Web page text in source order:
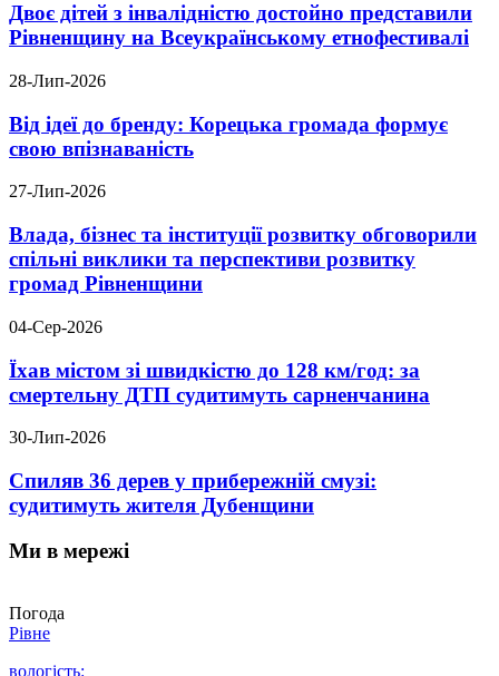
Двоє дітей з інвалідністю достойно представили
Рівненщину на Всеукраїнському етнофестивалі
28-Лип-2026
Від ідеї до бренду: Корецька громада формує
свою впізнаваність
27-Лип-2026
Влада, бізнес та інституції розвитку обговорили
спільні виклики та перспективи розвитку
громад Рівненщини
04-Сер-2026
Їхав містом зі швидкістю до 128 км/год: за
смертельну ДТП судитимуть сарненчанина
30-Лип-2026
Спиляв 36 дерев у прибережній смузі:
судитимуть жителя Дубенщини
Ми в мережі
Погода
Рівне
вологість: